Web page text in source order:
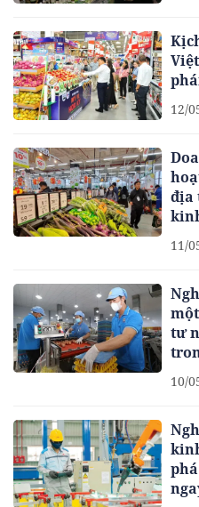
12/
địa
11/
tư
10/